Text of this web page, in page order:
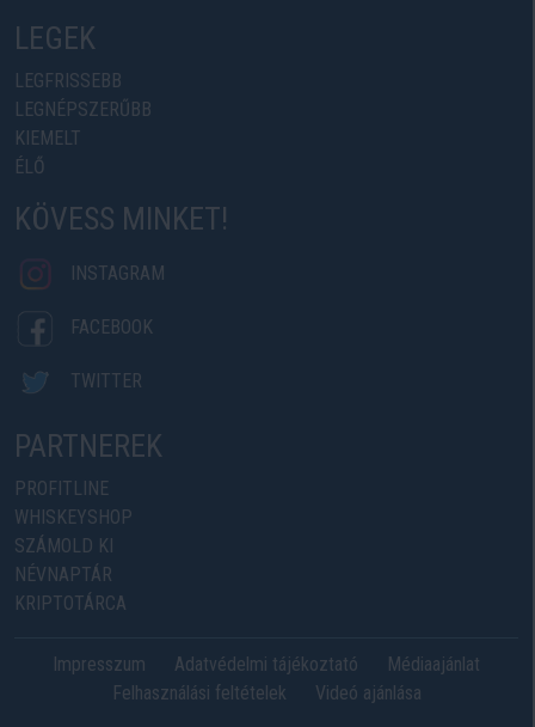
LEGEK
LEGFRISSEBB
LEGNÉPSZERŰBB
KIEMELT
ÉLŐ
KÖVESS MINKET!
INSTAGRAM
FACEBOOK
TWITTER
PARTNEREK
PROFITLINE
WHISKEYSHOP
SZÁMOLD KI
NÉVNAPTÁR
KRIPTOTÁRCA
Impresszum Adatvédelmi tájékoztató
Médiaajánlat
Felhasználási feltételek
Videó ajánlása